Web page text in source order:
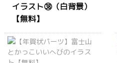
イラスト㊳（白背景）
【無料】